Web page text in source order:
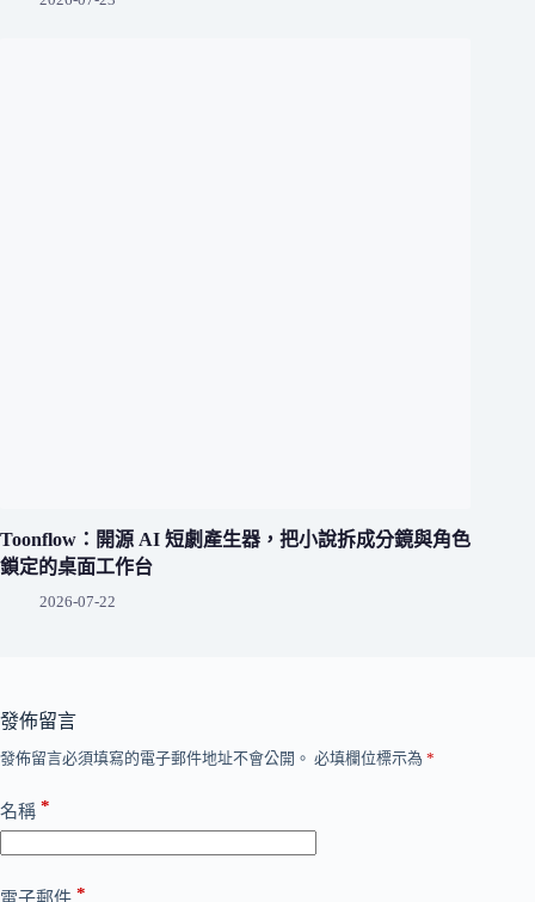
Toonflow：開源 AI 短劇產生器，把小說拆成分鏡與角色
鎖定的桌面工作台
2026-07-22
發佈留言
發佈留言必須填寫的電子郵件地址不會公開。 必填欄位標示為 *
名稱 *
*